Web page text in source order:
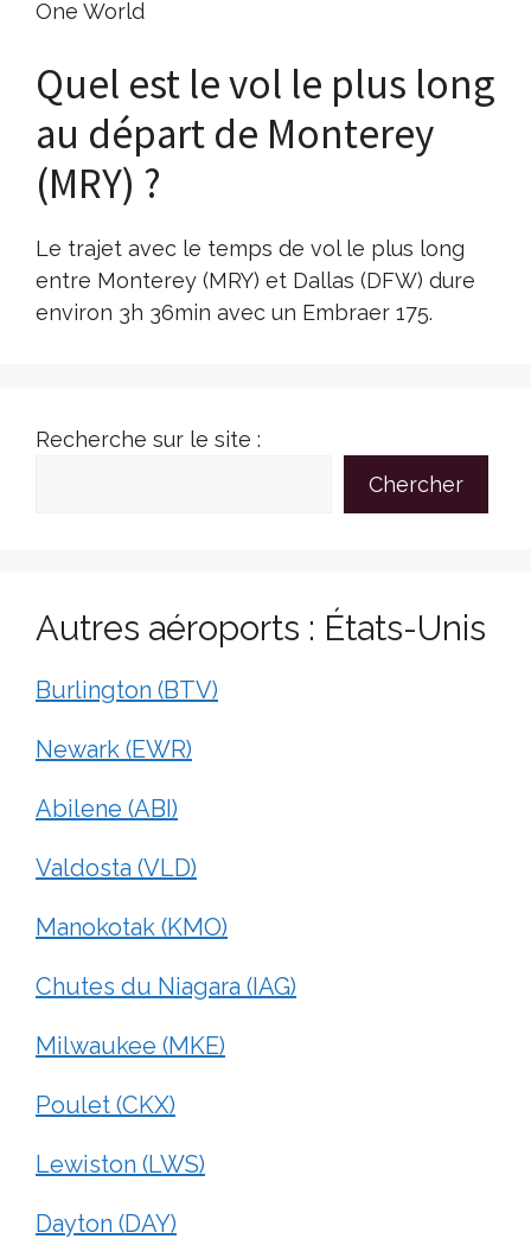
One World
Quel est le vol le plus long
au départ de Monterey
(MRY) ?
Le trajet avec le temps de vol le plus long
entre Monterey (MRY) et Dallas (DFW) dure
environ 3h 36min avec un Embraer 175.
Recherche sur le site :
Chercher
Autres aéroports : États-Unis
Burlington (BTV)
Newark (EWR)
Abilene (ABI)
Valdosta (VLD)
Manokotak (KMO)
Chutes du Niagara (IAG)
Milwaukee (MKE)
Poulet (CKX)
Lewiston (LWS)
Dayton (DAY)